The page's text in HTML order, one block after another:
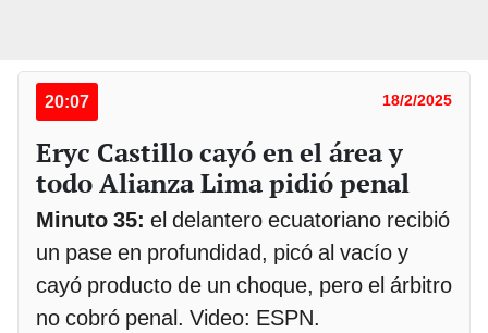
20:07 18/2/2025
Eryc Castillo cayó en el área y
todo Alianza Lima pidió penal
Minuto 35: el delantero ecuatoriano recibió
un pase en profundidad, picó al vacío y
cayó producto de un choque, pero el árbitro
no cobró penal. Video: ESPN.